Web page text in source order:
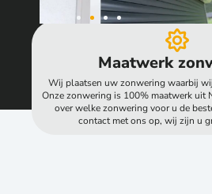
Maatwerk
Wij plaatsen uw zonwering waarbij
Onze zonwering is 100% maatwerk uit
over welke zonwering voor u de
contact met ons op, wij zijn u